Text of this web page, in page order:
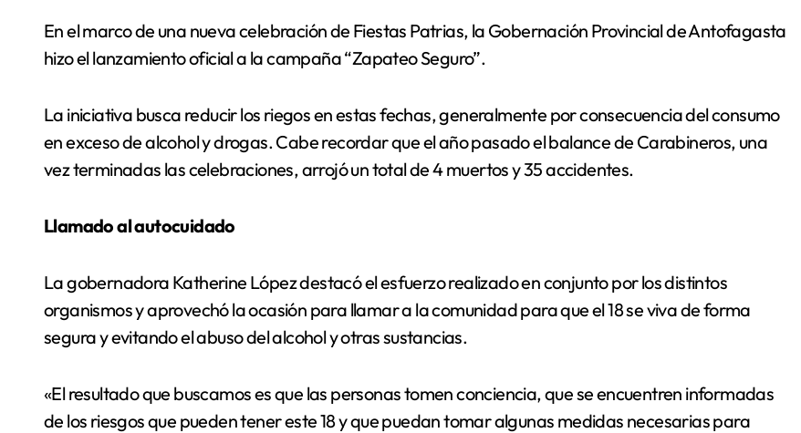
En el marco de una nueva celebración de Fiestas Patrias, la Gobernación Provincial de Antofagasta
hizo el lanzamiento oficial a la campaña “Zapateo Seguro”.
La iniciativa busca reducir los riegos en estas fechas, generalmente por consecuencia del consumo
en exceso de alcohol y drogas. Cabe recordar que el año pasado el balance de Carabineros, una
vez terminadas las celebraciones, arrojó un total de 4 muertos y 35 accidentes.
Llamado al autocuidado
La gobernadora Katherine López destacó el esfuerzo realizado en conjunto por los distintos
organismos y aprovechó la ocasión para llamar a la comunidad para que el 18 se viva de forma
segura y evitando el abuso del alcohol y otras sustancias.
«El resultado que buscamos es que las personas tomen conciencia, que se encuentren informadas
de los riesgos que pueden tener este 18 y que puedan tomar algunas medidas necesarias para